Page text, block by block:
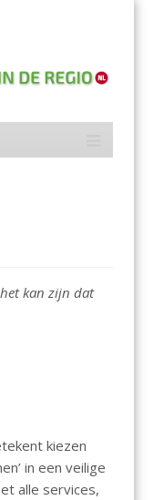
kan zijn dat
kiezen
in een veilige
alle services,